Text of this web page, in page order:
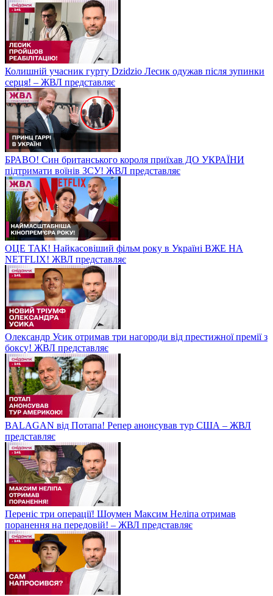
Колишній учасник гурту Dzidzio Лесик одужав після зупинки
серця! – ЖВЛ представляє
БРАВО! Син британського короля приїхав ДО УКРАЇНИ
підтримати воїнів ЗСУ! ЖВЛ представляє
ОЦЕ ТАК! Найкасовіший фільм року в Україні ВЖЕ НА
NETFLIX! ЖВЛ представляє
Олександр Усик отримав три нагороди від престижної премії з
боксу! ЖВЛ представляє
BALAGAN від Потапа! Репер анонсував тур США – ЖВЛ
представляє
Переніс три операції! Шоумен Максим Неліпа отримав
поранення на передовій! – ЖВЛ представляє